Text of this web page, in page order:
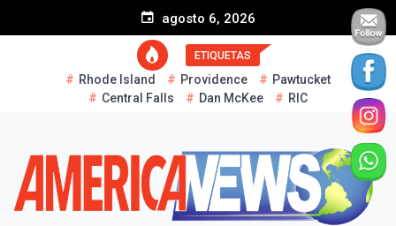
agosto 6, 2026
ETIQUETAS
Rhode Island Providence
Pawtucket
Central Falls
Dan McKee RIC